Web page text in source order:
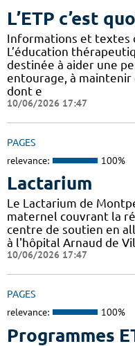
L’ETP c’est
Informations et textes
L’éducation
destinée à aider une
entourage, à maintenir
dont e
10/06/2026 17:47
PAGES
relevance: 100%
Lactarium
Le Lactarium de
maternel couvrant la
centre de soutien en
à l'hôpital Arnaud de
10/06/2026 17:47
PAGES
relevance: 100%
Programmes